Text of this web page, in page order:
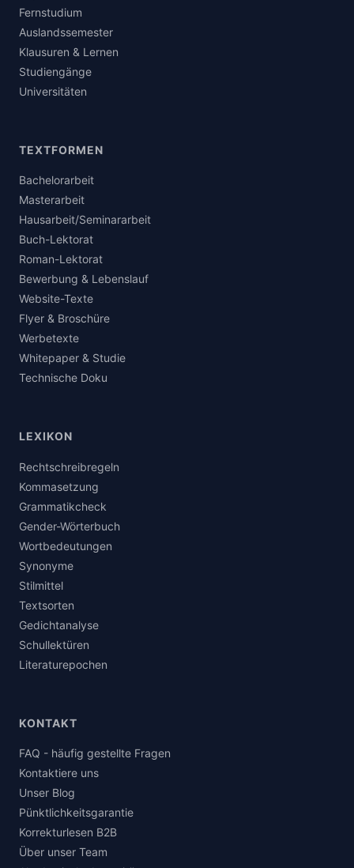
Fernstudium
Auslandssemester
Klausuren & Lernen
Studiengänge
Universitäten
TEXTFORMEN
Bachelorarbeit
Masterarbeit
Hausarbeit/Seminararbeit
Buch-Lektorat
Roman-Lektorat
Bewerbung & Lebenslauf
Website-Texte
Flyer & Broschüre
Werbetexte
Whitepaper & Studie
Technische Doku
LEXIKON
Rechtschreibregeln
Kommasetzung
Grammatikcheck
Gender-Wörterbuch
Wortbedeutungen
Synonyme
Stilmittel
Textsorten
Gedichtanalyse
Schullektüren
Literaturepochen
KONTAKT
FAQ - häufig gestellte Fragen
Kontaktiere uns
Unser Blog
Pünktlichkeitsgarantie
Korrekturlesen B2B
Über unser Team